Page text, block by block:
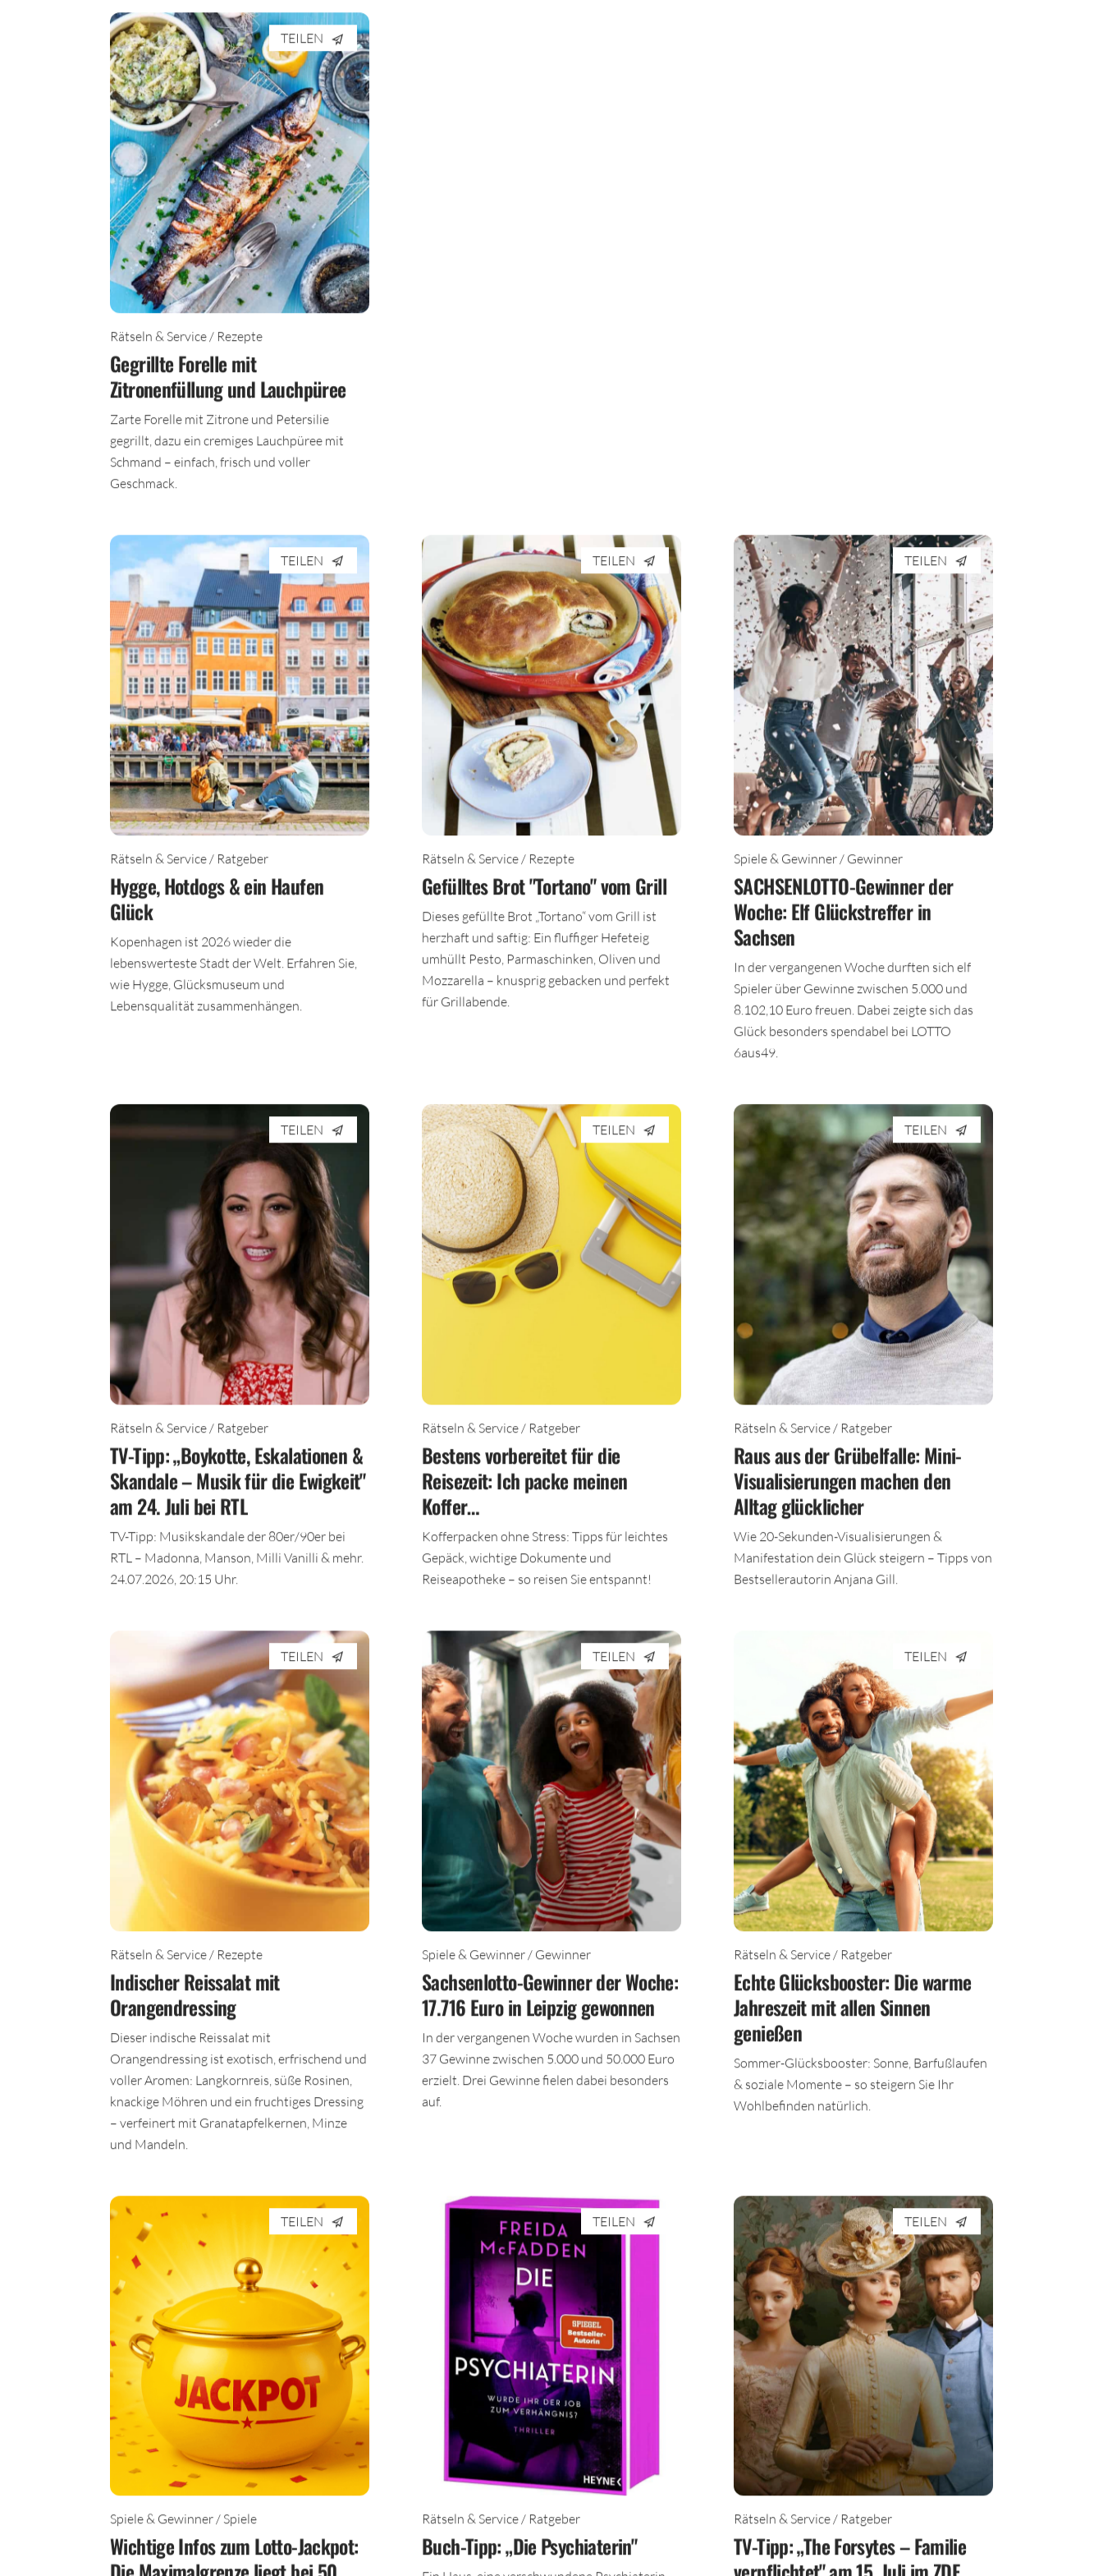
TEILEN
Rätseln & Service / Rezepte
Gegrillte Forelle mit
Zitronenfüllung und Lauchpüree
Zarte Forelle mit Zitrone und Petersilie
gegrillt, dazu ein cremiges Lauchpüree mit
Schmand – einfach, frisch und voller
Geschmack.
TEILEN
Rätseln & Service / Ratgeber
Hygge, Hotdogs & ein Haufen
Glück
Kopenhagen ist 2026 wieder die
lebenswerteste Stadt der Welt. Erfahren Sie,
wie Hygge, Glücksmuseum und
Lebensqualität zusammenhängen.
TEILEN
Rätseln & Service / Rezepte
Gefülltes Brot "Tortano" vom Grill
Dieses gefüllte Brot „Tortano“ vom Grill ist
herzhaft und saftig: Ein fluffiger Hefeteig
umhüllt Pesto, Parmaschinken, Oliven und
Mozzarella – knusprig gebacken und perfekt
für Grillabende.
TEILEN
Spiele & Gewinner / Gewinner
SACHSENLOTTO-Gewinner der
Woche: Elf Glückstreffer in
Sachsen
In der vergangenen Woche durften sich elf
Spieler über Gewinne zwischen 5.000 und
8.102,10 Euro freuen. Dabei zeigte sich das
Glück besonders spendabel bei LOTTO
6aus49.
TEILEN
Rätseln & Service / Ratgeber
TV-Tipp: „Boykotte, Eskalationen &
Skandale – Musik für die Ewigkeit"
am 24. Juli bei RTL
TV-Tipp: Musikskandale der 80er/90er bei
RTL – Madonna, Manson, Milli Vanilli & mehr.
24.07.2026, 20:15 Uhr.
TEILEN
Rätseln & Service / Ratgeber
Bestens vorbereitet für die
Reisezeit: Ich packe meinen
Koffer…
Kofferpacken ohne Stress: Tipps für leichtes
Gepäck, wichtige Dokumente und
Reiseapotheke – so reisen Sie entspannt!
TEILEN
Rätseln & Service / Ratgeber
Raus aus der Grübelfalle: Mini-
Visualisierungen machen den
Alltag glücklicher
Wie 20-Sekunden-Visualisierungen &
Manifestation dein Glück steigern – Tipps von
Bestsellerautorin Anjana Gill.
TEILEN
Rätseln & Service / Rezepte
Indischer Reissalat mit
Orangendressing
Dieser indische Reissalat mit
Orangendressing ist exotisch, erfrischend und
voller Aromen: Langkornreis, süße Rosinen,
knackige Möhren und ein fruchtiges Dressing
– verfeinert mit Granatapfelkernen, Minze
und Mandeln.
TEILEN
Spiele & Gewinner / Gewinner
Sachsenlotto-Gewinner der Woche:
17.716 Euro in Leipzig gewonnen
In der vergangenen Woche wurden in Sachsen
37 Gewinne zwischen 5.000 und 50.000 Euro
erzielt. Drei Gewinne fielen dabei besonders
auf.
TEILEN
Rätseln & Service / Ratgeber
Echte Glücksbooster: Die warme
Jahreszeit mit allen Sinnen
genießen
Sommer-Glücksbooster: Sonne, Barfußlaufen
& soziale Momente – so steigern Sie Ihr
Wohlbefinden natürlich.
TEILEN
Spiele & Gewinner / Spiele
Wichtige Infos zum Lotto-Jackpot:
TEILEN
Rätseln & Service / Ratgeber
Buch-Tipp: „Die Psychiaterin"
TEILEN
Rätseln & Service / Ratgeber
TV-Tipp: „The Forsytes – Familie